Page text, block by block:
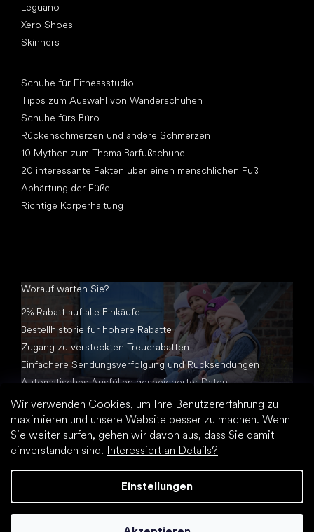
Wir verwenden Cookies, um Ihre Benutzererfahrung zu
maximieren und unsere Website besser zu machen. Wenn
Sie weiter surfen, gehen wir davon aus, dass Sie damit
einverstanden sind. Interessiert an Details?
Einstellungen
Leguano
Xero Shoes
Skinners
Schuhe für Fitnessstudio
Tipps zum Auswahl von Wanderschuhen
Schuhe fürs Büro
Rückenschmerzen und andere Schmerzen
10 Mythen zum Thema Barfußschuhe
20 interessante Fakten über einen menschlichen Fuß
Abhärtung der Füße
Richtige Körperhaltung
Worauf warten Sie?
2% Rabatt auf alle Einkäufe
Bestellhistorie für höhere Rabatte
Zugang zu versteckten Treuerabatten
Einfachere Sendungsverfolgung und Rücksendungen
Automatisches Ausfüllen gespeicherter Daten
Alle Dokumente an einem Ort
Erstellt von Shoptet Premium